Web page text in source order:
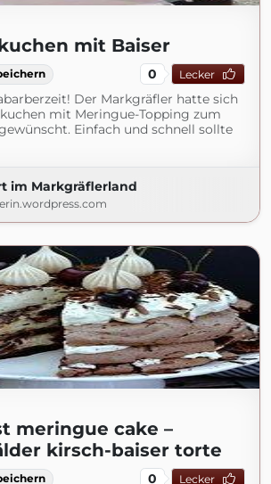
mit Baiser
0 Lecker
Der Markgräfler hatte sich
mit Meringue-Topping zum
Einfach und schnell sollte
im Markgräflerland
meringue cake –
kirsch-baiser torte
0 Lecker